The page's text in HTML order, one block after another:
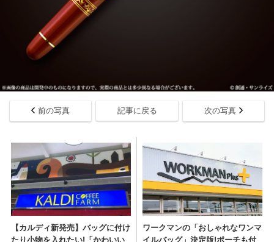
前の写真 記事に戻る 次の写真